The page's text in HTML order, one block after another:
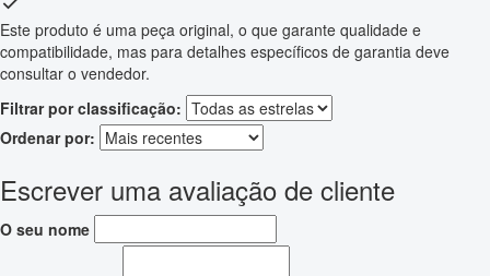
Este produto é uma peça original, o que garante qualidade e
compatibilidade, mas para detalhes específicos de garantia deve
consultar o vendedor.
Filtrar por classificação:
Ordenar por:
Escrever uma avaliação de cliente
O seu nome